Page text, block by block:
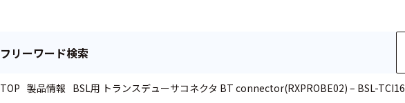
フリーワード検索
TOP 製品情報 BSL用 トランスデューサコネクタ BT connector(RXPROBE02) – BSL-TCI16